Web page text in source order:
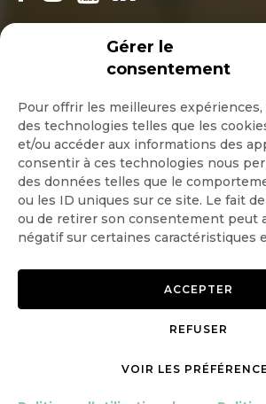
Gérer le
consentement
Pour offrir les meilleures
des technologies telles que les
et/ou accéder aux informations des
consentir à ces technologies nous
des données telles que le
ou les ID uniques sur ce site. Le fait
ou de retirer son consentement peut
négatif sur certaines caractéristiques
ACCEPTER
REFUSER
VOIR LES
INSCRIPTION NEWSLETTER
Quotidienne
Hebdo
OK